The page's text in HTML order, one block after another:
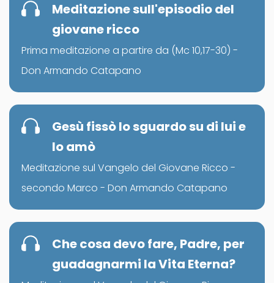
Meditazione sull'episodio del
giovane ricco
Prima meditazione a partire da (Mc 10,17-30) -
Don Armando Catapano
Gesù fissò lo sguardo su di lui e
lo amò
Meditazione sul Vangelo del Giovane Ricco -
secondo Marco - Don Armando Catapano
Che cosa devo fare, Padre, per
guadagnarmi la Vita Eterna?